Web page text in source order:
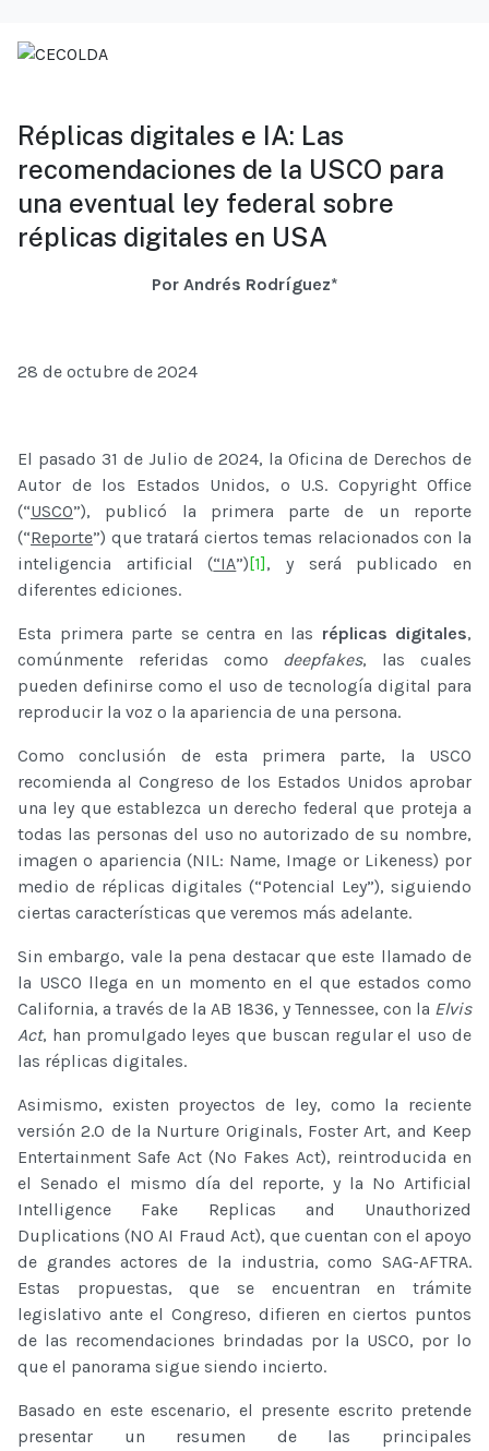
Réplicas digitales e IA: Las
recomendaciones de la USCO para
una eventual ley federal sobre
réplicas digitales en USA
Por Andrés Rodríguez*
28 de octubre de 2024
El pasado 31 de Julio de 2024, la Oficina de Derechos de
Autor de los Estados Unidos, o U.S. Copyright Office
(“USCO”), publicó la primera parte de un reporte
(“Reporte”) que tratará ciertos temas relacionados con la
inteligencia artificial (“IA”) [1] , y será publicado en
diferentes ediciones.
Esta primera parte se centra en las réplicas digitales,
comúnmente referidas como deepfakes, las cuales
pueden definirse como el uso de tecnología digital para
reproducir la voz o la apariencia de una persona.
Como conclusión de esta primera parte, la USCO
recomienda al Congreso de los Estados Unidos aprobar
una ley que establezca un derecho federal que proteja a
todas las personas del uso no autorizado de su nombre,
imagen o apariencia (NIL: Name, Image or Likeness) por
medio de réplicas digitales (“Potencial Ley”), siguiendo
ciertas características que veremos más adelante.
Sin embargo, vale la pena destacar que este llamado de
la USCO llega en un momento en el que estados como
California, a través de la AB 1836, y Tennessee, con la Elvis
Act, han promulgado leyes que buscan regular el uso de
las réplicas digitales.
Asimismo, existen proyectos de ley, como la reciente
versión 2.0 de la Nurture Originals, Foster Art, and Keep
Entertainment Safe Act (No Fakes Act), reintroducida en
el Senado el mismo día del reporte, y la No Artificial
Intelligence Fake Replicas and Unauthorized
Duplications (NO AI Fraud Act), que cuentan con el apoyo
de grandes actores de la industria, como SAG-AFTRA.
Estas propuestas, que se encuentran en trámite
legislativo ante el Congreso, difieren en ciertos puntos
de las recomendaciones brindadas por la USCO, por lo
que el panorama sigue siendo incierto.
Basado en este escenario, el presente escrito pretende
presentar un resumen de las principales